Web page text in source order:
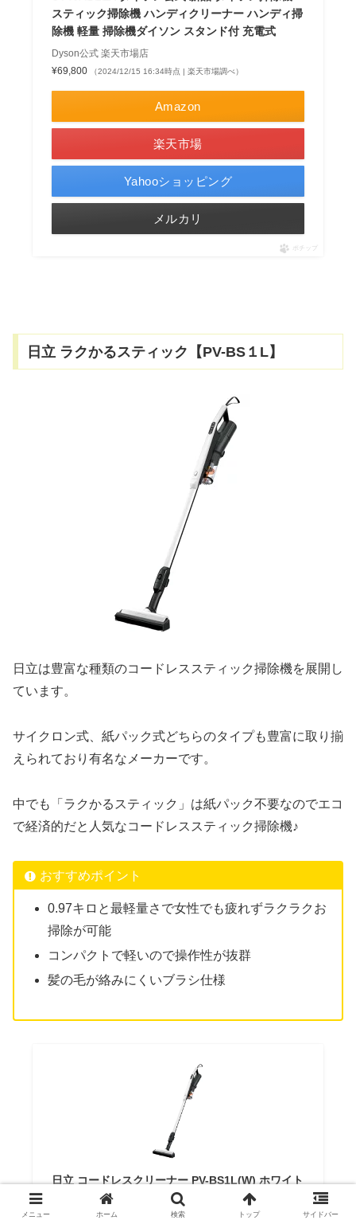
スティック掃除機 ハンディクリーナー ハンディ掃
除機 軽量 掃除機ダイソン スタンド付 充電式
Dyson公式 楽天市場店
¥69,800
（2024/12/15 16:34時点 | 楽天市場調べ）
Amazon
楽天市場
Yahooショッピング
メルカリ
ポチップ
日立 ラクかるスティック【PV-BS１L】
日立は豊富な種類のコードレススティック掃除機を展開し
ています。
サイクロン式、紙パック式どちらのタイプも豊富に取り揃
えられており有名なメーカーです。
中でも「ラクかるスティック」は紙パック不要なのでエコ
で経済的だと人気なコードレススティック掃除機♪
おすすめポイント
0.97キロと最軽量さで女性でも疲れずラクラクお
掃除が可能
コンパクトで軽いので操作性が抜群
髪の毛が絡みにくいブラシ仕様
日立 コードレスクリーナー PV-BS1L(W) ホワイト
コードレス スティッククリーナー ラクかるスティ
ック HITACHI ハンディー掃除機 らくらく便利 軽
メニュー ホーム 検索 トップ サイドバー